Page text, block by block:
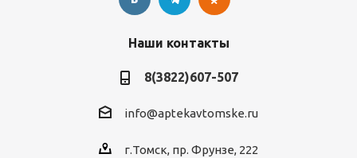
Наши контакты
8(3822)607-507
info@aptekavtomske.ru
г.Томск, пр. Фрунзе, 222